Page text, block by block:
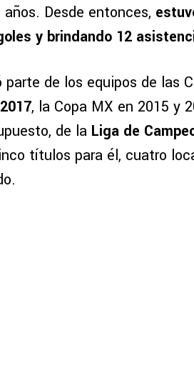
Desde entonces,
y brindando 12
parte de los equipos de las
, la Copa MX en 2015 y
de la Liga de
títulos para él, cuatro